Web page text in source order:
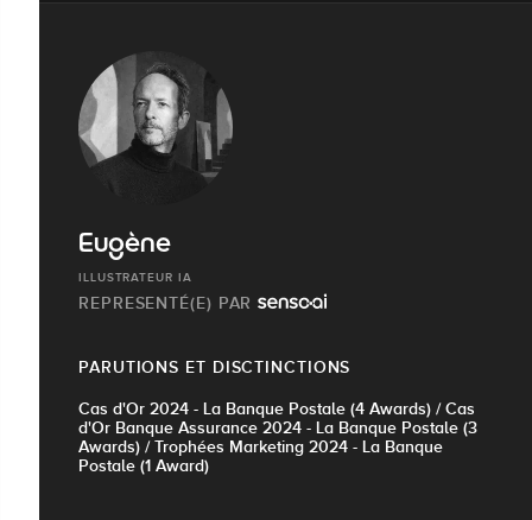
Eugène
ILLUSTRATEUR IA
REPRESENTÉ(E) PAR
PARUTIONS ET DISCTINCTIONS
Cas d'Or 2024 - La Banque Postale (4 Awards) / Cas
d'Or Banque Assurance 2024 - La Banque Postale (3
Awards) / Trophées Marketing 2024 - La Banque
Postale (1 Award)